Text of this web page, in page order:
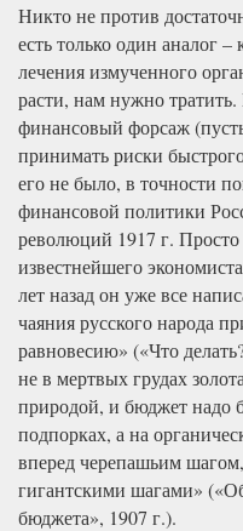
Никто не против
есть только один аналог
лечения измученного
расти, нам нужно
финансовый форсаж
принимать риски
его не было, в точности
финансовой политики
революций 1917 г.
известнейшего
лет назад он уже все
чаяния русского народа
равновесию» («Что
не в мертвых грудах
природой, и бюджет надо
подпорках, а на
вперед черепашьим
гигантскими шагами»
бюджета», 1907 г.).